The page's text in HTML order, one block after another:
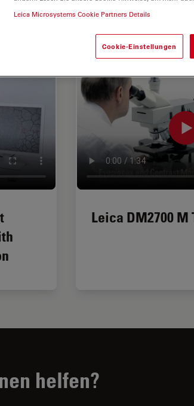
Leica DM2700 M
helfen?
Leica Microsystems Cookie Partners Details
Cookie-Einstellungen